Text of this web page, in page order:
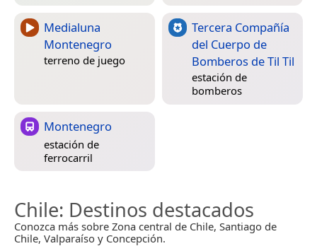
Medialuna
Montenegro
terreno de juego
Tercera Compañía
del Cuerpo de
Bomberos de Til Til
estación de
bomberos
Montenegro
estación de
ferrocarril
Chile: Destinos destacados
Conozca más sobre Zona central de Chile, Santiago de
Chile, Valparaíso y Concepción.